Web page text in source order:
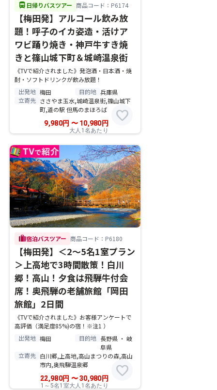
directions_bus 日帰りバスツアー 商品コード：P6174
【梅田発】アルコール飲み放
題！呼子のイカ姿造・活けア
ワビ踊り焼き・神戸牛すき焼
きと篠山城下町＆城崎温泉街
《TVで紹介されました》発泡酒・日本酒・焼
酎・ソフトドリンクが飲み放題！
出発地 梅田 目的地 兵庫県
立寄先 ささやま玉水,城崎温泉街,篠山城下
町,道の駅 但馬のまほろば
9,980円 〜10,980 円
大人1名あたり
favorite
trip宿泊バスツアー 商品コード：P6180
【梅田発】＜2～5名1室プラン
＞上高地で3時間散策！白川
郷！高山！夕食は飛騨牛付会
席！奥飛騨の老舗旅館「岡田
旅館」2日間
《TVで紹介されました》お客様アンケートで
高評価（満足度85%)の宿！※注1 ）
出発地 梅田 目的地 長野県 ・ 岐
阜県
立寄先 白川郷,上高地,高山まつりの森,高山
市内,奥飛騨温泉郷
22,980円 〜30,980 円
1～5名1室大人1名あたり
favorite